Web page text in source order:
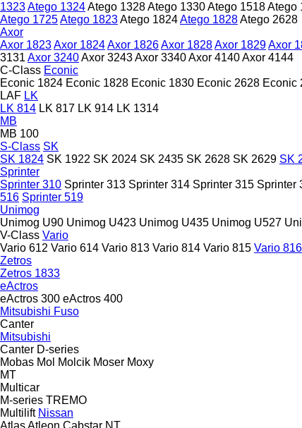
1323Atego 1324Atego 1328Atego 1330Atego 1518Atego
Atego 1725Atego 1823Atego 1824Atego 1828Atego 2628
Axor
Axor 1823Axor 1824Axor 1826Axor 1828Axor 1829Axor
3131 Axor 3240Axor 3243Axor 3340Axor 4140Axor 4144
C-Class Econic
Econic 1824 Econic 1828 Econic 1830 Econic 2628 Econic
LAF LK
LK 814 LK 817 LK 914 LK 1314
MB
MB 100
S-Class SK
SK 1824 SK 1922 SK 2024 SK 2435 SK 2628 SK 2629 SK
Sprinter
Sprinter 310 Sprinter 313 Sprinter 314 Sprinter 315 Sprinter
516 Sprinter 519
Unimog
Unimog U90 Unimog U423 Unimog U435 Unimog U527
V-Class Vario
Vario 612 Vario 614 Vario 813 Vario 814 Vario 815 Vario 816
Zetros
Zetros 1833
eActros
eActros 300 eActros 400
Mitsubishi Fuso
Canter
Mitsubishi
Canter D-series
Mobas Mol Molcik Moser Moxy
MT
Multicar
M-series TREMO
Multilift Nissan
Atlas Atleon Cabstar NT